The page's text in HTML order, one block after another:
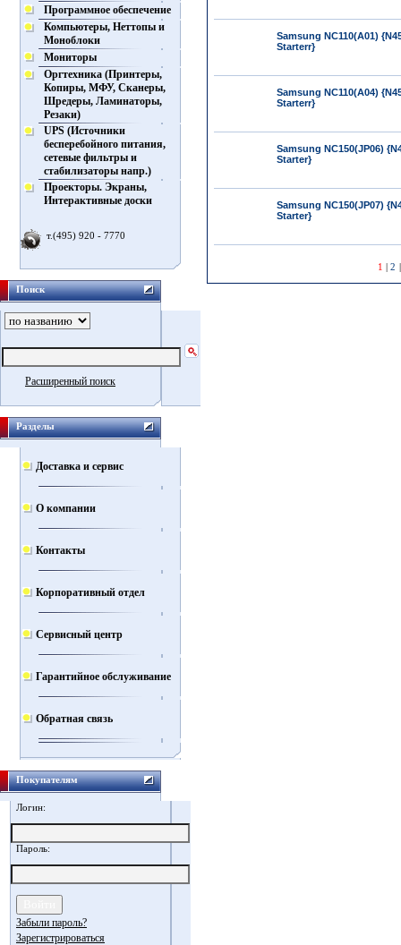
Программное обеспечение
Компьютеры, Неттопы и
Моноблоки
Мониторы
Оргтехника (Принтеры,
Копиры, МФУ, Сканеры,
Шредеры, Ламинаторы,
Резаки)
UPS (Источники
бесперебойного питания,
сетевые фильтры и
стабилизаторы напр.)
Проекторы. Экраны,
Интерактивные доски
т.(495) 920 - 7770
Поиск
Расширенный поиск
Разделы
Доставка и сервис
О компании
Контакты
Корпоративный отдел
Сервисный центр
Гарантийное обслуживание
Обратная связь
Покупателям
Логин:
Пароль:
Забыли пароль?
Зарегистрироваться
Samsung NC110(A01)
Starterr}
Samsung NC110(A04)
Starterr}
Samsung NC150(JP06)
Starter}
Samsung NC150(JP07)
Starter}
1 | 2